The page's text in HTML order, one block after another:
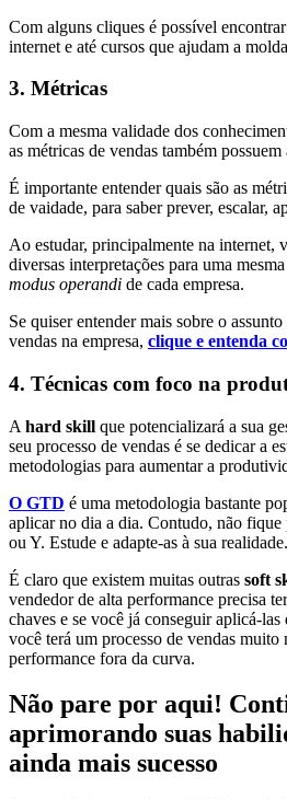
Com alguns cliques é possível
internet e até cursos que ajudam a
3. Métricas
Com a mesma validade dos
as métricas de vendas também
É importante entender quais são as
de vaidade, para saber prever, escalar,
Ao estudar, principalmente na internet,
diversas interpretações para uma
modus operandi de cada empresa.
Se quiser entender mais sobre o
vendas na empresa, clique e entenda
4. Técnicas com foco na
A hard skill que potencializará a sua
seu processo de vendas é se dedicar a
metodologias para aumentar a
O GTD é uma metodologia bastante
aplicar no dia a dia. Contudo, não
ou Y. Estude e adapte-as à sua realidade.
É claro que existem muitas outras soft
vendedor de alta performance precisa
chaves e se você já conseguir aplicá-
você terá um processo de vendas muito
performance fora da curva.
Não pare por aqui!
aprimorando suas
ainda mais sucesso